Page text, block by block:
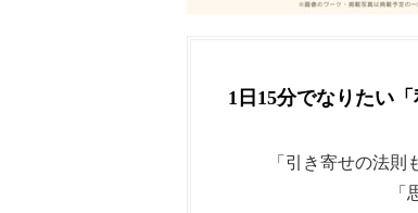
1日15分でなりたい
「引き寄せの法則